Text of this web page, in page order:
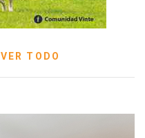
VER TODO